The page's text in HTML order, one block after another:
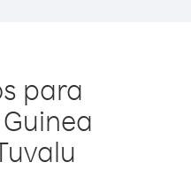
para